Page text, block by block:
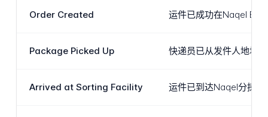
Order Created 运件已成功在Naqel
Package Picked Up 快递员已从发件人地址
Arrived at Sorting Facility 运件已到达Naqel分拣